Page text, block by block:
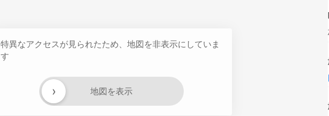
特異なアクセスが見られたため、地図を非表示にしていま
す
地図を表示
›